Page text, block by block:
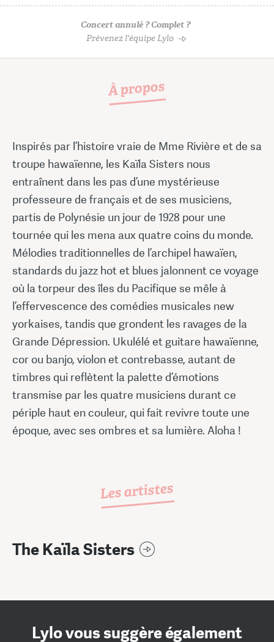
Concert annulé ? Complet ?
Prévenez l'équipe Lylo
À propos
Inspirés par l’histoire vraie de Mme Rivière et de sa
troupe hawaïenne, les Kaïla Sisters nous
entraînent dans les pas d’une mystérieuse
professeure de français et de ses musiciens,
partis de Polynésie un jour de 1928 pour une
tournée qui les mena aux quatre coins du monde.
Mélodies traditionnelles de l’archipel hawaïen,
standards du jazz hot et blues jalonnent ce voyage
où la torpeur des îles du Pacifique se mêle à
l’effervescence des comédies musicales new
yorkaises, tandis que grondent les ravages de la
Grande Dépression. Ukulélé et guitare hawaïenne,
cor ou banjo, violon et contrebasse, autant de
timbres qui reflètent la palette d’émotions
transmise par les quatre musiciens durant ce
périple haut en couleur, qui fait revivre toute une
époque, avec ses ombres et sa lumière. Aloha !
Les artistes
The Kaïla Sisters
Lylo vous suggère également